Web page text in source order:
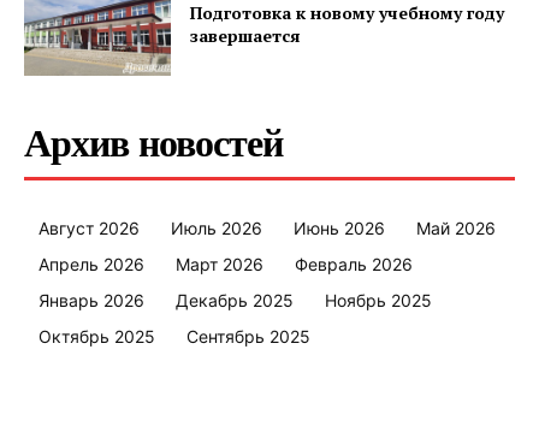
Редакция "ДВ"
Наша гісторыя
Правила использования материалов
Электронные обращения
Подготовка к новому учебному году
завершается
Архив новостей
Август 2026 Июль 2026 Июнь 2026
Май 2026
Апрель 2026
Март 2026
Февраль 2026
Январь 2026
Декабрь 2025
Ноябрь 2025
Октябрь 2025
Сентябрь 2025